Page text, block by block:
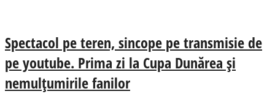
Spectacol pe teren, sincope pe transmisie de
pe youtube. Prima zi la Cupa Dunărea și
nemulțumirile fanilor